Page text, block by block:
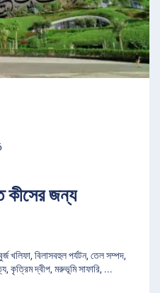
জন্য
খলিফা, বিলাসবহুল পর্যটন, তেল সম্পদ,
কৃত্রিম দ্বীপ, মরুভূমি সাফারি, ...